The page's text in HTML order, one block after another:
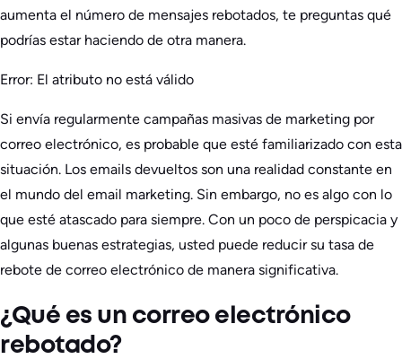
aumenta el número de mensajes rebotados, te preguntas qué
podrías estar haciendo de otra manera.
Error: El atributo no está válido
Si envía regularmente campañas masivas de marketing por
correo electrónico, es probable que esté familiarizado con esta
situación. Los emails devueltos son una realidad constante en
el mundo del email marketing. Sin embargo, no es algo con lo
que esté atascado para siempre. Con un poco de perspicacia y
algunas buenas estrategias, usted puede reducir su tasa de
rebote de correo electrónico de manera significativa.
¿Qué es un correo electrónico
rebotado?